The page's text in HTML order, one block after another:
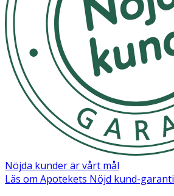
Nöjda kunder är vårt mål
Läs om Apotekets Nöjd kund-garanti